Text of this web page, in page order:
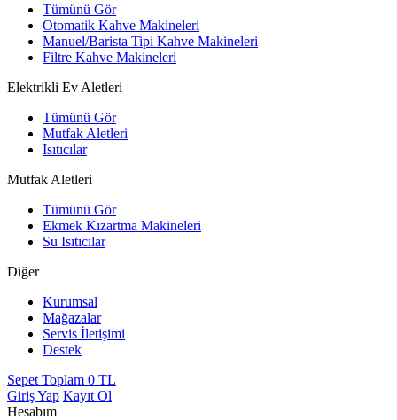
Tümünü Gör
Otomatik Kahve Makineleri
Manuel/Barista Tipi Kahve Makineleri
Filtre Kahve Makineleri
Elektrikli Ev Aletleri
Tümünü Gör
Mutfak Aletleri
Isıtıcılar
Mutfak Aletleri
Tümünü Gör
Ekmek Kızartma Makineleri
Su Isıtıcılar
Diğer
Kurumsal
Mağazalar
Servis İletişimi
Destek
Sepet Toplam 0 TL
Giriş Yap Kayıt Ol
Hesabım